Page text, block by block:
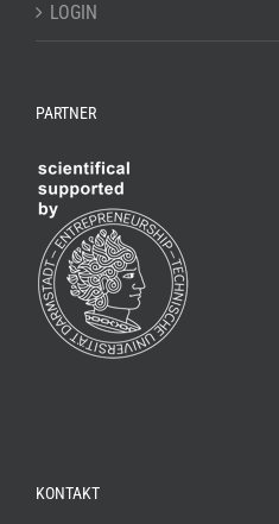
LOGIN
PARTNER
KONTAKT